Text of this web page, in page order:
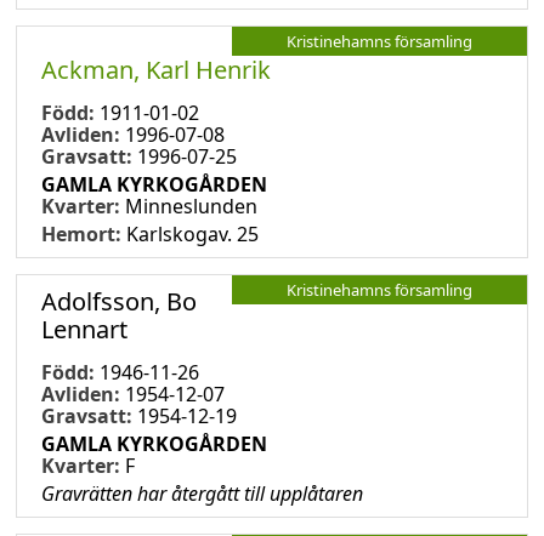
Kristinehamns församling
Ackman, Karl Henrik
Född: 1911-01-02
Avliden: 1996-07-08
Gravsatt: 1996-07-25
GAMLA KYRKOGÅRDEN
Kvarter: Minneslunden
Hemort: Karlskogav. 25
Kristinehamns församling
Adolfsson, Bo
Lennart
Född: 1946-11-26
Avliden: 1954-12-07
Gravsatt: 1954-12-19
GAMLA KYRKOGÅRDEN
Kvarter: F
Gravrätten har återgått till upplåtaren